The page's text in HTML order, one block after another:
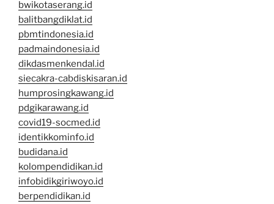
bwikotaserang.id
balitbangdiklat.id
pbmtindonesia.id
padmaindonesia.id
dikdasmenkendal.id
siecakra-cabdiskisaran.id
humprosingkawang.id
pdgikarawang.id
covid19-socmed.id
identikkominfo.id
budidana.id
kolompendidikan.id
infobidikgiriwoyo.id
berpendidikan.id